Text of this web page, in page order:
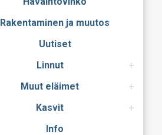
Rakentaminen ja muutos
Uutiset
Linnut
Muut eläimet
Kasvit
Info